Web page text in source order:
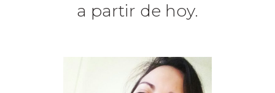
a partir de hoy.